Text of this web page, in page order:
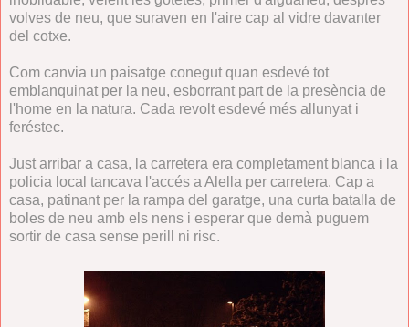
volves de neu, que suraven en l'aire cap al vidre davanter
del cotxe.
Com canvia un paisatge conegut quan esdevé tot
emblanquinat per la neu, esborrant part de la presència de
l'home en la natura. Cada revolt esdevé més allunyat i
feréstec.
Just arribar a casa, la carretera era completament blanca i la
policia local tancava l'accés a Alella per carretera. Cap a
casa, patinant per la rampa del garatge, una curta batalla de
boles de neu amb els nens i esperar que demà puguem
sortir de casa sense perill ni risc.